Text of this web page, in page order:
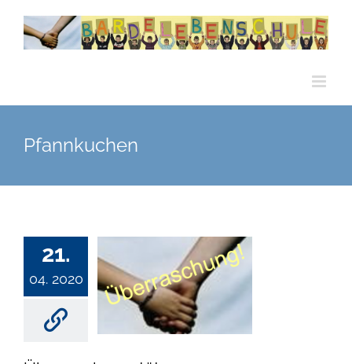
Zum
Inhalt
Pfannkuchen
21.
04. 2020
Überraschungstüte
vom 21.04.2020